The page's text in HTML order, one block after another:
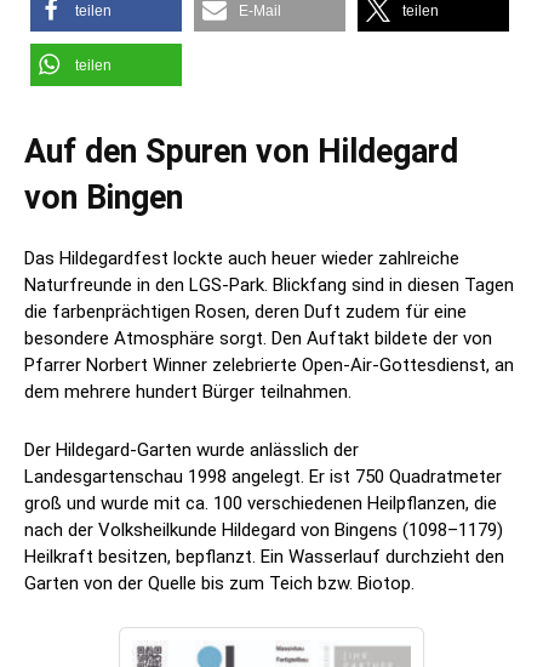
teilen E-Mail teilen
teilen
Auf den Spuren von Hildegard
von Bingen
Das Hildegardfest lockte auch heuer wieder zahlreiche
Naturfreunde in den LGS-Park. Blickfang sind in diesen Tagen
die farbenprächtigen Rosen, deren Duft zudem für eine
besondere Atmosphäre sorgt. Den Auftakt bildete der von
Pfarrer Norbert Winner zelebrierte Open-Air-Gottesdienst, an
dem mehrere hundert Bürger teilnahmen.
Der Hildegard-Garten wurde anlässlich der
Landesgartenschau 1998 angelegt. Er ist 750 Quadratmeter
groß und wurde mit ca. 100 verschiedenen Heilpflanzen, die
nach der Volksheilkunde Hildegard von Bingens (1098–1179)
Heilkraft besitzen, bepflanzt. Ein Wasserlauf durchzieht den
Garten von der Quelle bis zum Teich bzw. Biotop.